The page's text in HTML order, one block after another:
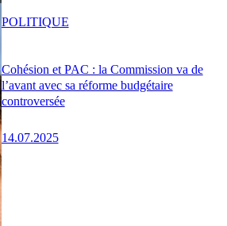
Cohésion et PAC : la Commission va de
l’avant avec sa réforme budgétaire
controversée
14.07.2025
POLITIQUE